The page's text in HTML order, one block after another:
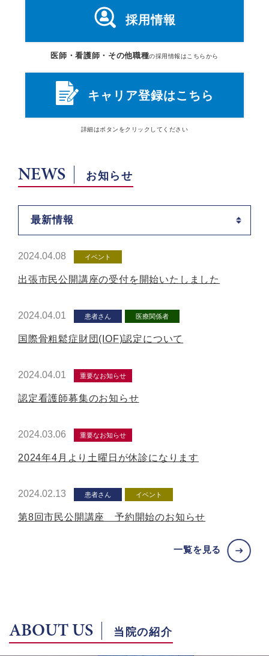
採用情報
医師・看護師・その他職種の採用情報はこちらから
キャリア登録はこちら
詳細はボタン をクリックしてください
NEWS お知らせ
最新情報
2024.04.08 イベント
出張市民公開講座の受付を開始いたしました
2024.04.01 患者さん 医療関係者
国際骨粗鬆症財団(IOF)認定について
2024.04.01 重要なお知らせ
認定看護師募集のお知らせ
2024.03.06 重要なお知らせ
2024年4月より土曜日が休診になります
2024.02.13 患者さん イベント
第8回市民公開講座 予約開始のお知らせ
一覧を見る
ABOUT US 当院の紹介